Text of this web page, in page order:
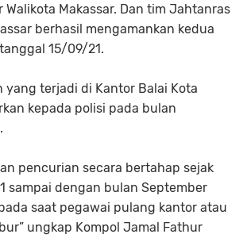
Walikota Makassar. Dan tim Jahtanras
berhasil mengamankan kedua
15/09/21.
yang terjadi di Kantor Balai Kota
kepada polisi pada bulan
pencurian secara bertahap sejak
sampai dengan bulan September
saat pegawai pulang kantor atau
ungkap Kompol Jamal Fathur